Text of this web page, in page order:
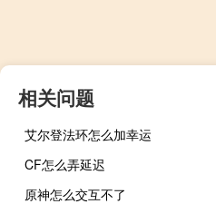
相关问题
艾尔登法环怎么加幸运
CF怎么弄延迟
原神怎么交互不了